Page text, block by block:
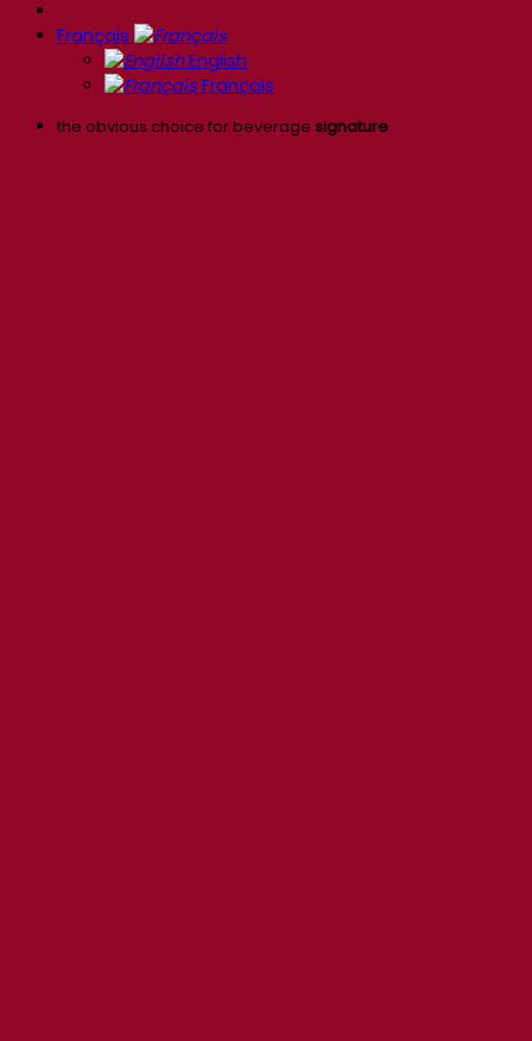
Français
English
Français
the obvious choice for beverage signature